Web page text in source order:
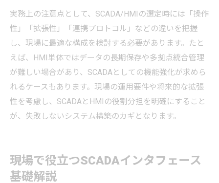
実務上の注意点として、SCADA/HMIの選定時には「操作
性」「拡張性」「連携プロトコル」などの違いを把握
し、現場に最適な構成を検討する必要があります。たと
えば、HMI単体ではデータの長期保存や多拠点統合管理
が難しい場合があり、SCADAとしての機能強化が求めら
れるケースもあります。現場の運用要件や将来的な拡張
性を考慮し、SCADAとHMIの役割分担を明確にすること
が、失敗しないシステム構築のカギとなります。
現場で役立つSCADAインタフェース
基礎解説